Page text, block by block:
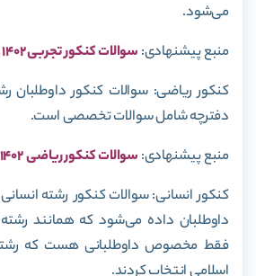
می‌شود.
منبع پیشنهادی: سوالات کنکور تجربی 1402
کنکور ریاضی: سوالات کنکور داوطلبان
دفترچه شامل سوالات تخصصی است.
منبع پیشنهادی: سوالات کنکور ریاضی 1402
کنکور انسانی: سوالات کنکور رشته
داوطلبان داده می‌شود که همانند
فقط مخصوص داوطلبانی هست که